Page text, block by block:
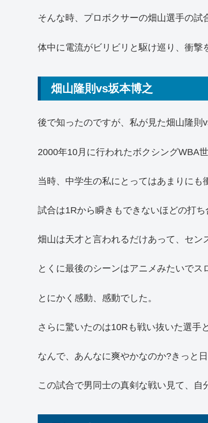
そんな時、プロボクサーの畑山選手の試
体中に電流がビリビリと駆け巡り、衝撃
畑山隆則vs坂本博之
後で知ったのですが、私が見た畑山隆則
2000年10月に行われたボクシングWBA
当時、中学生の私にとってはあまりにも
試合は1Rから瞬きもできないほどの打
畑山は天才と言われるだけあって、セン
とくに最後のシーンはアニメみたいでス
とにかく感動、感動でした。
さらに驚いたのは10Rも戦い抜いた選手
なんで、あんなに爽やかなのか?きっと
この試合で男同士の真剣な戦い見て、自